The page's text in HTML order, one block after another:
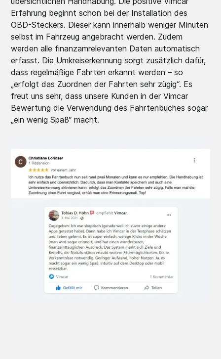
Erfahrung beginnt schon bei der Installation des
OBD-Steckers. Dieser kann innerhalb weniger Minuten
selbst im Fahrzeug angebracht werden. Zudem
werden alle finanzamrelevanten Daten automatisch
erfasst. Die Umkreiserkennung sorgt zusätzlich dafür,
dass regelmäßige Fahrten erkannt werden – so
„erfolgt das Zuordnen der Fahrten sehr zügig“. Es
freut uns sehr, dass unsere Kunden in der Vimcar
Bewertung die Verwendung des Fahrtenbuches sogar
„ein wenig Spaß“ macht.